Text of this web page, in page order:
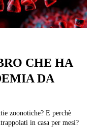
CHE HA
DA
zoonotiche? E perchè
in casa per mesi?